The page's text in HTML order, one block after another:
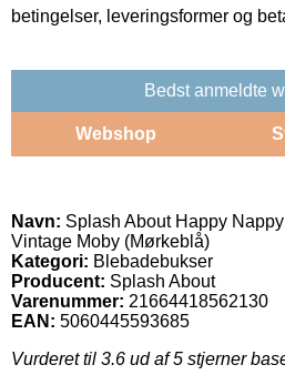
betingelser, leveringsformer og
Bedst anmeldte
Webshop
Navn: Splash About Happy
Vintage Moby (Mørkeblå)
Kategori: Blebadebukser
Producent: Splash About
Varenummer: 21664418562130
EAN: 5060445593685
Vurderet til 3.6 ud af 5 stjerner